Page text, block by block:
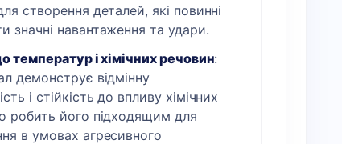
створення деталей, які повинні
значні навантаження та удари.
температур і хімічних речовин:
демонструє відмінну
і стійкість до впливу хімічних
робить його підходящим для
в умовах агресивного